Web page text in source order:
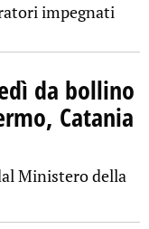
impegnati
da bollino
Catania
Ministero della